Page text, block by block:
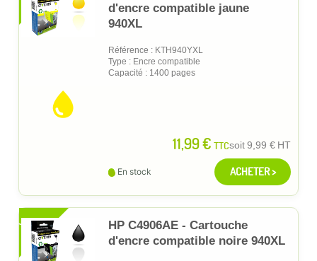
d'encre compatible jaune
940XL
Référence : KTH940YXL
Type : Encre compatible
Capacité : 1400 pages
11,99 € TTCsoit9,99 € HT
En stock ACHETER >
XL
HP C4906AE - Cartouche
d'encre compatible noire 940XL